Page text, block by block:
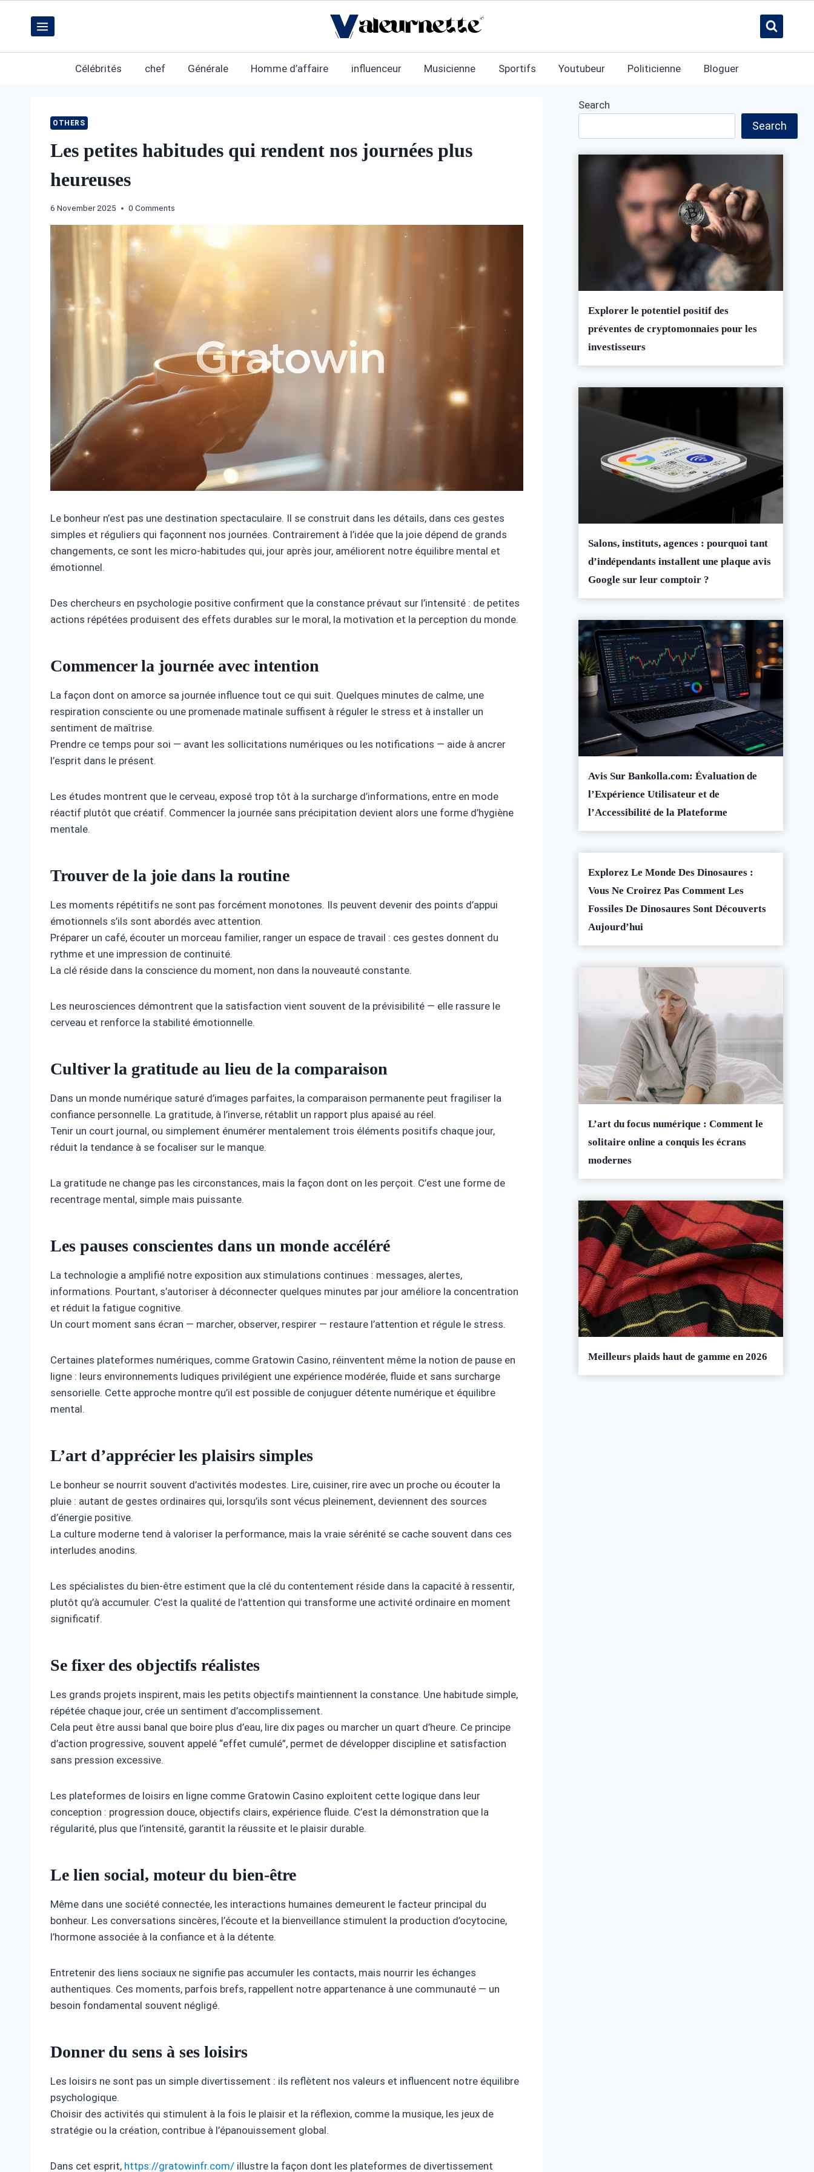
content
Célébrités chef Générale Homme d’affaire influenceur Musicienne Sportifs Youtubeur Politicienne Bloguer
OTHERS
Les petites habitudes qui rendent nos journées plus
heureuses
6 November 2025 0 Comments
Le bonheur n’est pas une destination spectaculaire. Il se construit dans les détails, dans ces gestes
simples et réguliers qui façonnent nos journées. Contrairement à l’idée que la joie dépend de grands
changements, ce sont les micro-habitudes qui, jour après jour, améliorent notre équilibre mental et
émotionnel.
Des chercheurs en psychologie positive confirment que la constance prévaut sur l’intensité : de petites
actions répétées produisent des effets durables sur le moral, la motivation et la perception du monde.
Commencer la journée avec intention
La façon dont on amorce sa journée influence tout ce qui suit. Quelques minutes de calme, une
respiration consciente ou une promenade matinale suffisent à réguler le stress et à installer un
sentiment de maîtrise.
Prendre ce temps pour soi — avant les sollicitations numériques ou les notifications — aide à ancrer
l’esprit dans le présent.
Les études montrent que le cerveau, exposé trop tôt à la surcharge d’informations, entre en mode
réactif plutôt que créatif. Commencer la journée sans précipitation devient alors une forme d’hygiène
mentale.
Trouver de la joie dans la routine
Les moments répétitifs ne sont pas forcément monotones. Ils peuvent devenir des points d’appui
émotionnels s’ils sont abordés avec attention.
Préparer un café, écouter un morceau familier, ranger un espace de travail : ces gestes donnent du
rythme et une impression de continuité.
La clé réside dans la conscience du moment, non dans la nouveauté constante.
Les neurosciences démontrent que la satisfaction vient souvent de la prévisibilité — elle rassure le
cerveau et renforce la stabilité émotionnelle.
Cultiver la gratitude au lieu de la comparaison
Dans un monde numérique saturé d’images parfaites, la comparaison permanente peut fragiliser la
confiance personnelle. La gratitude, à l’inverse, rétablit un rapport plus apaisé au réel.
Tenir un court journal, ou simplement énumérer mentalement trois éléments positifs chaque jour,
réduit la tendance à se focaliser sur le manque.
La gratitude ne change pas les circonstances, mais la façon dont on les perçoit. C’est une forme de
recentrage mental, simple mais puissante.
Les pauses conscientes dans un monde accéléré
La technologie a amplifié notre exposition aux stimulations continues : messages, alertes,
informations. Pourtant, s’autoriser à déconnecter quelques minutes par jour améliore la concentration
et réduit la fatigue cognitive.
Un court moment sans écran — marcher, observer, respirer — restaure l’attention et régule le stress.
Certaines plateformes numériques, comme Gratowin Casino, réinventent même la notion de pause en
ligne : leurs environnements ludiques privilégient une expérience modérée, fluide et sans surcharge
sensorielle. Cette approche montre qu’il est possible de conjuguer détente numérique et équilibre
mental.
L’art d’apprécier les plaisirs simples
Le bonheur se nourrit souvent d’activités modestes. Lire, cuisiner, rire avec un proche ou écouter la
pluie : autant de gestes ordinaires qui, lorsqu’ils sont vécus pleinement, deviennent des sources
d’énergie positive.
La culture moderne tend à valoriser la performance, mais la vraie sérénité se cache souvent dans ces
interludes anodins.
Les spécialistes du bien-être estiment que la clé du contentement réside dans la capacité à ressentir,
plutôt qu’à accumuler. C’est la qualité de l’attention qui transforme une activité ordinaire en moment
significatif.
Se fixer des objectifs réalistes
Les grands projets inspirent, mais les petits objectifs maintiennent la constance. Une habitude simple,
répétée chaque jour, crée un sentiment d’accomplissement.
Cela peut être aussi banal que boire plus d’eau, lire dix pages ou marcher un quart d’heure. Ce principe
d’action progressive, souvent appelé “effet cumulé”, permet de développer discipline et satisfaction
sans pression excessive.
Les plateformes de loisirs en ligne comme Gratowin Casino exploitent cette logique dans leur
conception : progression douce, objectifs clairs, expérience fluide. C’est la démonstration que la
régularité, plus que l’intensité, garantit la réussite et le plaisir durable.
Le lien social, moteur du bien-être
Même dans une société connectée, les interactions humaines demeurent le facteur principal du
bonheur. Les conversations sincères, l’écoute et la bienveillance stimulent la production d’ocytocine,
l’hormone associée à la confiance et à la détente.
Entretenir des liens sociaux ne signifie pas accumuler les contacts, mais nourrir les échanges
authentiques. Ces moments, parfois brefs, rappellent notre appartenance à une communauté — un
besoin fondamental souvent négligé.
Donner du sens à ses loisirs
Les loisirs ne sont pas un simple divertissement : ils reflètent nos valeurs et influencent notre équilibre
psychologique.
Choisir des activités qui stimulent à la fois le plaisir et la réflexion, comme la musique, les jeux de
stratégie ou la création, contribue à l’épanouissement global.
Dans cet esprit, https://gratowinfr.com/ illustre la façon dont les plateformes de divertissement
Search
Search
Explorer le potentiel positif des
préventes de cryptomonnaies pour les
investisseurs
Salons, instituts, agences : pourquoi tant
d’indépendants installent une plaque avis
Google sur leur comptoir ?
Avis Sur Bankolla.com: Évaluation de
l’Expérience Utilisateur et de
l’Accessibilité de la Plateforme
Explorez Le Monde Des Dinosaures :
Vous Ne Croirez Pas Comment Les
Fossiles De Dinosaures Sont Découverts
Aujourd’hui
L’art du focus numérique : Comment le
solitaire online a conquis les écrans
modernes
Meilleurs plaids haut de gamme en 2026